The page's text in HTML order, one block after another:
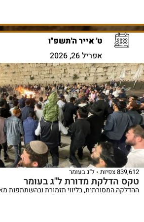
ט' אייר ה'תשפ"ו
אפריל 26, 2026
839,612 צפיות ל"ג בעומר
טקס הדלקת מדורת ל"ג בעומר
ההדלקה המסורתית, בליווי תזמורת ובהשתתפות